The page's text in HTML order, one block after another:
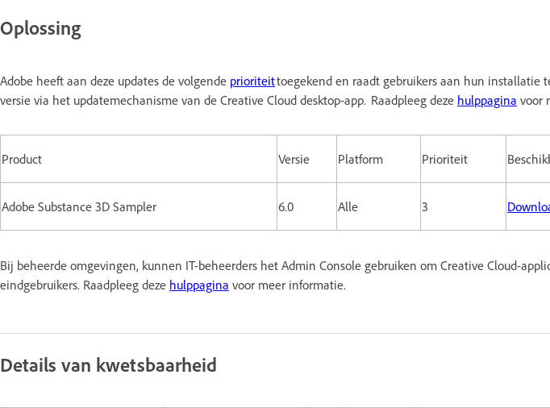
Oplossing
Adobe heeft aan deze updates de volgende prioriteittoegekend en raadt gebruikers aan hun installatie
versie via het updatemechanisme van de Creative Cloud desktop-app. Raadpleeg deze hulppagina voor
Product Versie Platform Prioriteit
Adobe Substance 3D Sampler 6.0 Alle 3
Bij beheerde omgevingen, kunnen IT-beheerders het Admin Console gebruiken om Creative Cloud-
eindgebruikers. Raadpleeg deze hulppagina voor meer informatie.
Details van kwetsbaarheid